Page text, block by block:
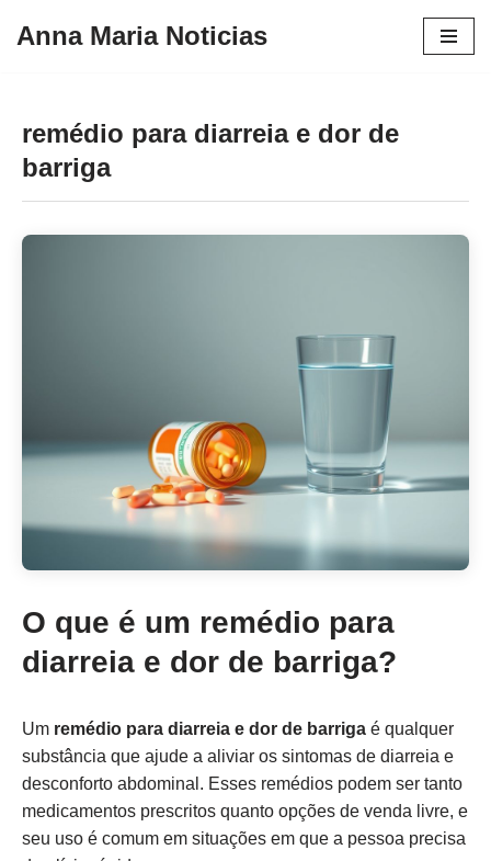
conteúdo
Anna Maria Noticias
remédio para diarreia e dor de
barriga
O que é um remédio para
diarreia e dor de barriga?
Um remédio para diarreia e dor de barriga é qualquer
substância que ajude a aliviar os sintomas de diarreia e
desconforto abdominal. Esses remédios podem ser tanto
medicamentos prescritos quanto opções de venda livre, e
seu uso é comum em situações em que a pessoa precisa